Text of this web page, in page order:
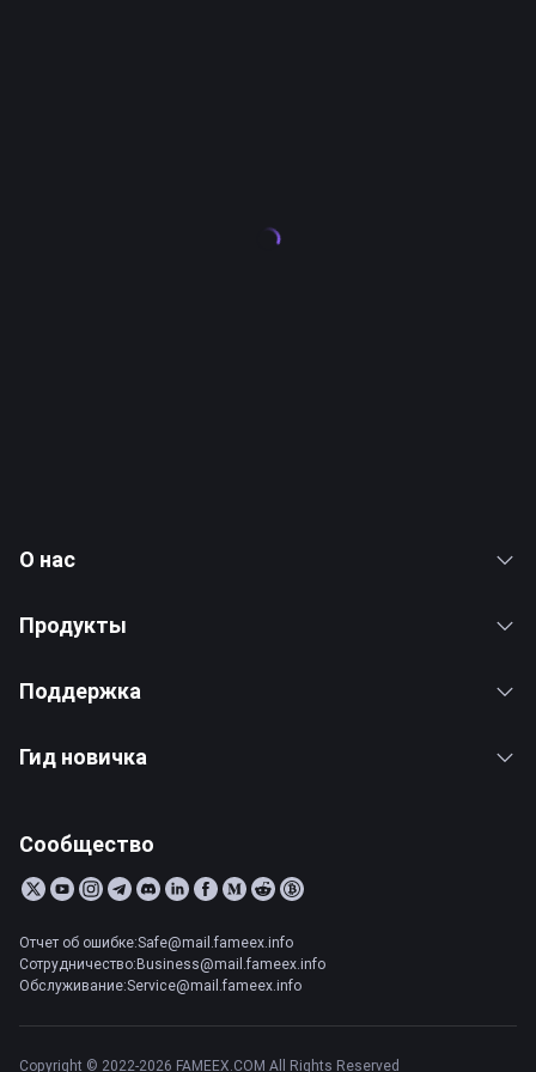
О нас
Продукты
Поддержка
Гид новичка
Сообщество
Отчет об ошибке:Safe@mail.fameex.info
Сотрудничество:Business@mail.fameex.info
Обслуживание:Service@mail.fameex.info
Copyright © 2022-2026 FAMEEX.COM All Rights Reserved